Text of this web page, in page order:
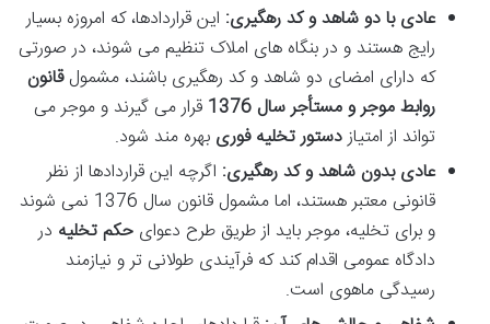
عادی با دو شاهد و کد رهگیری: این قراردادها، که امروزه بسیار
رایج هستند و در بنگاه های املاک تنظیم می شوند، در صورتی
که دارای امضای دو شاهد و کد رهگیری باشند، مشمولقانون
روابط موجر و مستأجر سال 1376
قرار می گیرند و موجر می
تواند از امتیازدستور تخلیه فوری بهره مند شود.
عادی بدون شاهد و کد رهگیری: اگرچه این قراردادها از نظر
قانونی معتبر هستند، اما مشمول قانون سال 1376 نمی شوند
و برای تخلیه، موجر باید از طریق طرح دعوای حکم تخلیه در
دادگاه عمومی اقدام کند که فرآیندی طولانی تر و نیازمند
رسیدگی ماهوی است.